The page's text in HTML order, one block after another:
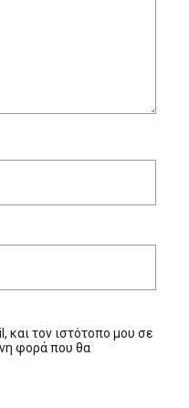
και τον ιστότοπο μου σε
φορά που θα